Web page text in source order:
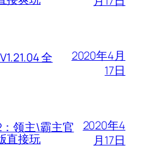
全
2020年4月
17日
领主\霸主官
直接玩
2020年4
月17日